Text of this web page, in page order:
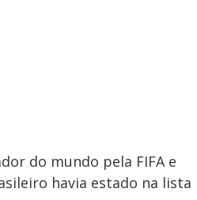
do mundo pela FIFA e
havia estado na lista